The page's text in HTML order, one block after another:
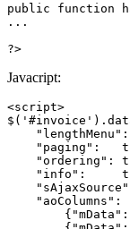
public function
...
?>
Javacript:
<script>
"paging":
"ordering":
"info":
    "aoColumns": [